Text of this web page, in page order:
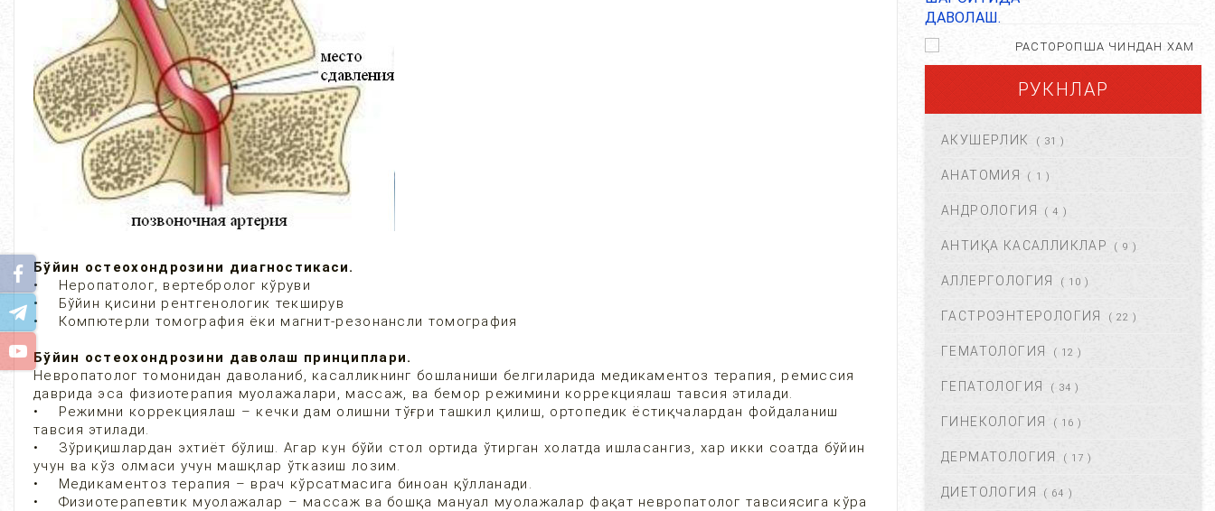
Бўйин остеохондрозини диагностикаси.
• Неропатолог, вертебролог кўруви
• Бўйин қисини рентгенологик текширув
• Компютерли томография ёки магнит-резонансли томография
Бўйин остеохондрозини даволаш принциплари.
Невропатолог томонидан даволаниб, касалликнинг бошланиши белгиларида медикаментоз терапия, ремиссия
даврида эса физиотерапия муолажалари, массаж, ва бемор режимини коррекциялаш тавсия этилади.
• Режимни коррекциялаш – кечки дам олишни тўғри ташкил қилиш, ортопедик ёстиқчалардан фойдаланиш
тавсия этилади.
• Зўриқишлардан эхтиёт бўлиш. Агар кун бўйи стол ортида ўтирган холатда ишласангиз, хар икки соатда бўйин
учун ва кўз олмаси учун машқлар ўтказиш лозим.
• Медикаментоз терапия – врач кўрсатмасига биноан қўлланади.
• Физиотерапевтик муолажалар – массаж ва бошқа мануал муолажалар фақат невропатолог тавсиясига кўра
РАСТОРОПША ЧИНДАН ХАМ
ФОЙДАЛИМИ?...
АПР 25, 2021
ХОМИЛА ЖИНСИНИ
АНИҚЛАШНИНГ
НОСТАНДАРТ УСУЛЛАРИ....
АВГ 22, 2017
ХОМИЛА МУДДАТИНИ
АНИҚЛАШНИНГ ҚАНДАЙ
УСУЛЛАР БОР?...
АВГ 22, 2017 77420
ЧАП ҚОРИН СОХАСИ НИМА
БОШ МИЯ САРАТОНИНИ
НОЯ 24, 2017
РУКНЛАР
АКУШЕРЛИК ( 31 )
АНАТОМИЯ ( 1 )
АНДРОЛОГИЯ ( 4 )
АНТИҚА КАСАЛЛИКЛАР ( 9 )
АЛЛЕРГОЛОГИЯ ( 10 )
ГАСТРОЭНТЕРОЛОГИЯ ( 22 )
ГЕМАТОЛОГИЯ ( 12 )
ГЕПАТОЛОГИЯ ( 34 )
ГИНЕКОЛОГИЯ ( 16 )
ДЕРМАТОЛОГИЯ ( 17 )
ДИЕТОЛОГИЯ ( 64 )